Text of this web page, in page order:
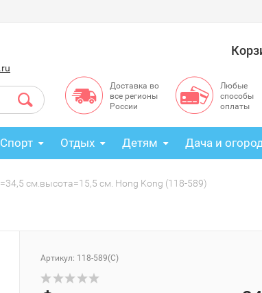
Доставка во
все регионы
России
Любые
способы
оплаты
Спорт Отдых Детям Дача и
см.высота=15,5 см. Hong Kong (118-589)
Артикул: 118-589(C)